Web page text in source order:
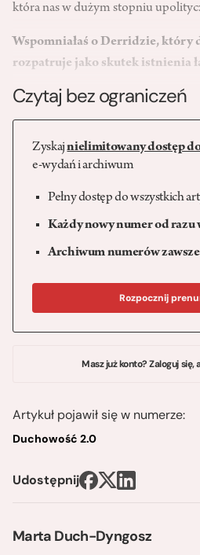
Marta Duch-Dyngosz
która nas w dużym stopniu
Wspomniałaś o Derridzie, który
rozpatruje jako skutek istnienia
Czytaj bez ograniczeń
Zyskajnielimitowany dostęp
e-wydań i archiwum
Pełny dostęp do wszystkich
Każdy nowy numer od razu
Archiwum numerów
Rozpocznij
Masz już konto? Zaloguj
Artykuł pojawił się w numerze:
Duchowość 2.0
Udostępnij